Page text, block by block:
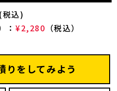
込)
： ¥2,280 （税込）
りをしてみよう